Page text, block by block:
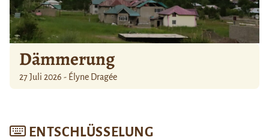
Dämmerung
27 Juli 2026 - Élyne Dragée
ENTSCHLÜSSELUNG